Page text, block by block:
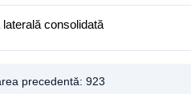
consolidată
precedentă: 923